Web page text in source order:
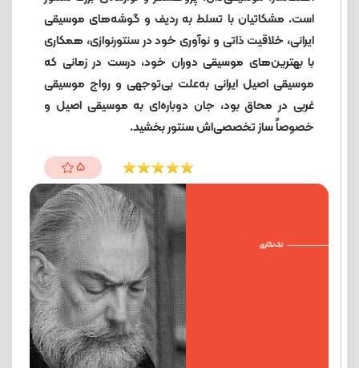
است. مشکاتیان با تسلط به ردیف و گوشه‌های موسیقی
ایرانی، خلاقیت ذاتی و نوآوری خود در سنتورنوازی، همکاری
با بهترین‌های موسیقی دوران خود، درست در زمانی که
موسیقی اصیل ایرانی به‌علت بی‌توجهی و رواج موسیقی
غربی در محاق بود، جان دوباره‌ای به موسیقی اصیل و
خصوصاً ساز تخصصی‌اش سنتور بخشید.
5